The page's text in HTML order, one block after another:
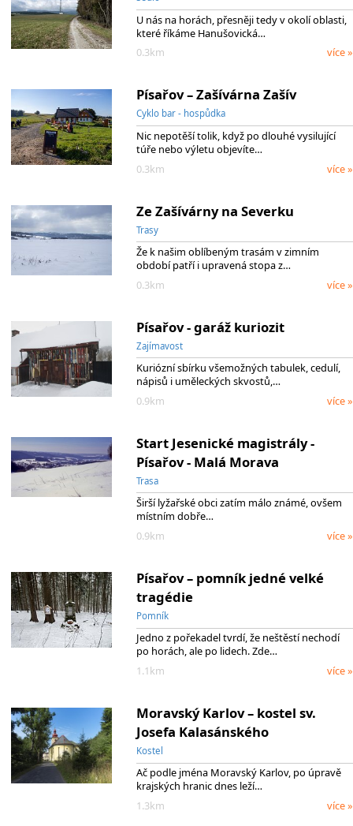
U nás na horách, přesněji tedy v okolí oblasti,
které říkáme Hanušovická…
0.3km
více »
Písařov – Zašívárna Zašív
Cyklo bar - hospůdka
Nic nepotěší tolik, když po dlouhé vysilující
túře nebo výletu objevíte…
0.3km
více »
Ze Zašívárny na Severku
Trasy
Že k našim oblíbeným trasám v zimním
období patří i upravená stopa z…
0.3km
více »
Písařov - garáž kuriozit
Zajímavost
Kuriózní sbírku všemožných tabulek, cedulí,
nápisů i uměleckých skvostů,…
0.9km
více »
Start Jesenické magistrály -
Písařov - Malá Morava
Trasa
Širší lyžařské obci zatím málo známé, ovšem
místním dobře…
0.9km
více »
Písařov – pomník jedné velké
tragédie
Pomník
Jedno z pořekadel tvrdí, že neštěstí nechodí
po horách, ale po lidech. Zde…
1.1km
více »
Moravský Karlov – kostel sv.
Josefa Kalasánského
Kostel
Ač podle jména Moravský Karlov, po úpravě
krajských hranic dnes leží…
1.3km
více »